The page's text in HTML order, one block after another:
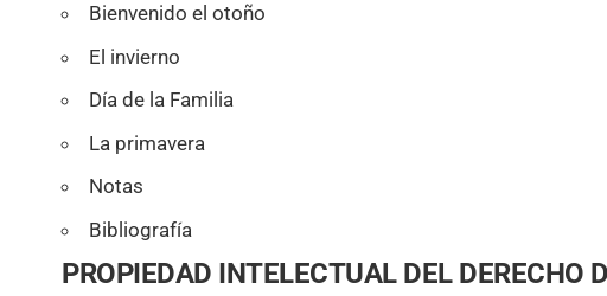
Bienvenido el otoño
El invierno
Día de la Familia
La primavera
Notas
Bibliografía
PROPIEDAD INTELECTUAL DEL DERECHO